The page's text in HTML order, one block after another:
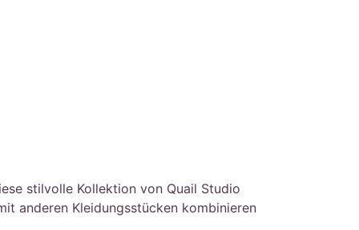
stilvolle Kollektion von Quail Studio
anderen Kleidungsstücken kombinieren